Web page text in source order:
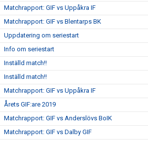
Matchrapport: GIF vs Uppåkra IF
Matchrapport: GIF vs Blentarps BK
Uppdatering om seriestart
Info om seriestart
Inställd match!!
Inställd match!!
Matchrapport: GIF vs Uppåkra IF
Årets GIF:are 2019
Matchrapport: GIF vs Anderslövs BoIK
Matchrapport: GIF vs Dalby GIF